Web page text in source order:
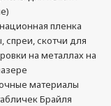
пленка
спреи, скотчи для
на металлах на
материалы
Брайля